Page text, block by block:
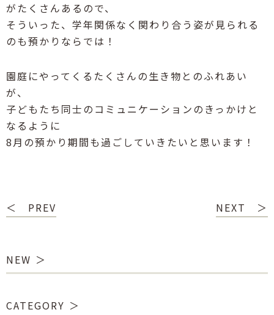
がたくさんあるので、
そういった、学年関係なく関わり合う姿が見られる
のも預かりならでは！
園庭にやってくるたくさんの生き物とのふれあい
が、
子どもたち同士のコミュニケーションのきっかけと
なるように
8月の預かり期間も過ごしていきたいと思います！
＜ PREV NEXT ＞
NEW
CATEGORY